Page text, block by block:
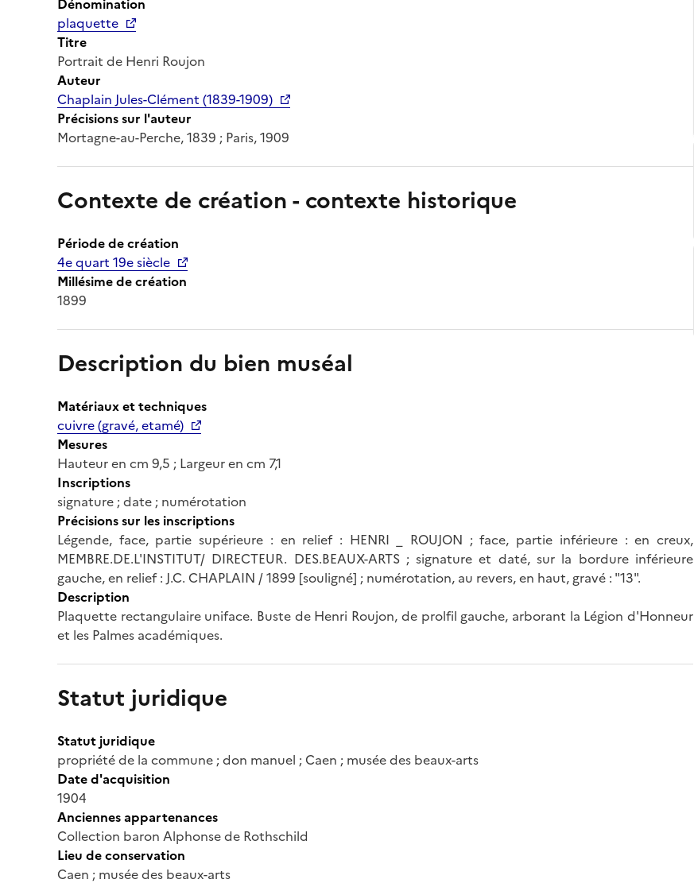
plaquette
Titre
Portrait de Henri Roujon
Auteur
Chaplain Jules-Clément (1839-1909)
Précisions sur l'auteur
Mortagne-au-Perche, 1839 ; Paris, 1909
Contexte de création - contexte historique
Période de création
4e quart 19e siècle
Millésime de création
1899
Description du bien muséal
Matériaux et techniques
cuivre (gravé, etamé)
Mesures
Hauteur en cm 9,5 ; Largeur en cm 7,1
Inscriptions
signature ; date ; numérotation
Précisions sur les inscriptions
Légende, face, partie supérieure : en relief : HENRI _ ROUJON ; face, partie inférieure : en creux,
MEMBRE.DE.L'INSTITUT/ DIRECTEUR. DES.BEAUX-ARTS ; signature et daté, sur la bordure inférieure
gauche, en relief : J.C. CHAPLAIN / 1899 [souligné] ; numérotation, au revers, en haut, gravé : "13".
Description
Plaquette rectangulaire uniface. Buste de Henri Roujon, de prolfil gauche, arborant la Légion d'Honneur
et les Palmes académiques.
Statut juridique
Statut juridique
propriété de la commune ; don manuel ; Caen ; musée des beaux-arts
Date d'acquisition
1904
Anciennes appartenances
Collection baron Alphonse de Rothschild
Lieu de conservation
Caen ; musée des beaux-arts